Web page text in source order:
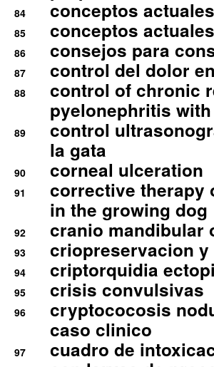
84 conceptos
85 conceptos
86 consejos para
87 control del dolor
88
control of chronic
pyelonephritis
89
control
la gata
90 corneal ulceration
91
corrective therapy
in the growing dog
92 cranio mandibular
93 criopreservacion y
94 criptorquidia
95 crisis convulsivas
96
cryptococosis
caso clinico
97
cuadro de